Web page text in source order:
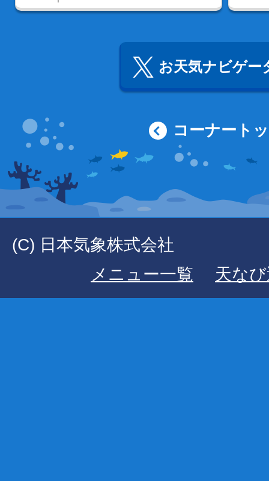
お天気ナビゲー
コーナート
(C) 日本気象株式会社
メニュー一覧
天な